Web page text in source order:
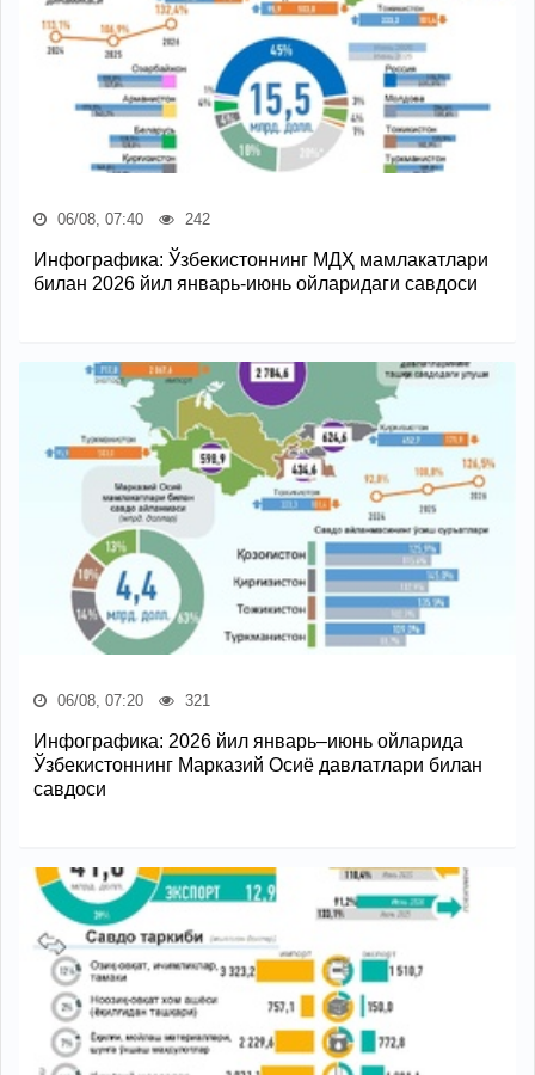
06/08, 07:40 242
Инфографика: Ўзбекистоннинг МДҲ мамлакатлари
билан 2026 йил январь-июнь ойларидаги савдоси
06/08, 07:20 321
Инфографика: 2026 йил январь–июнь ойларида
Ўзбекистоннинг Марказий Осиё давлатлари билан
савдоси